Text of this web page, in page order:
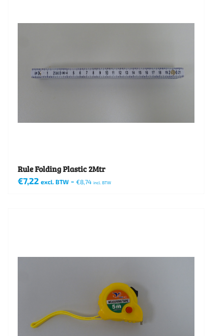
Rule Folding Plastic 2Mtr
€7,22 excl. BTW - €8,74 incl. BTW